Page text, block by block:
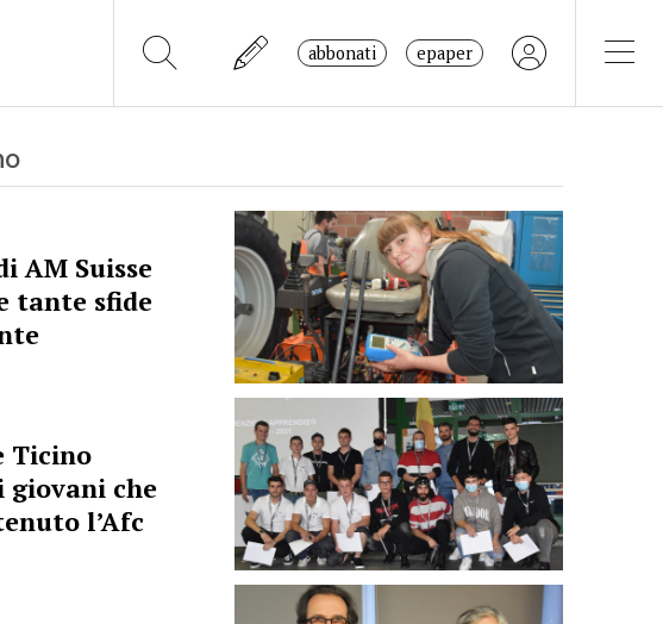
abbonati epaper
AM Suisse
tante sfide
Ticino
giovani che
l’Afc